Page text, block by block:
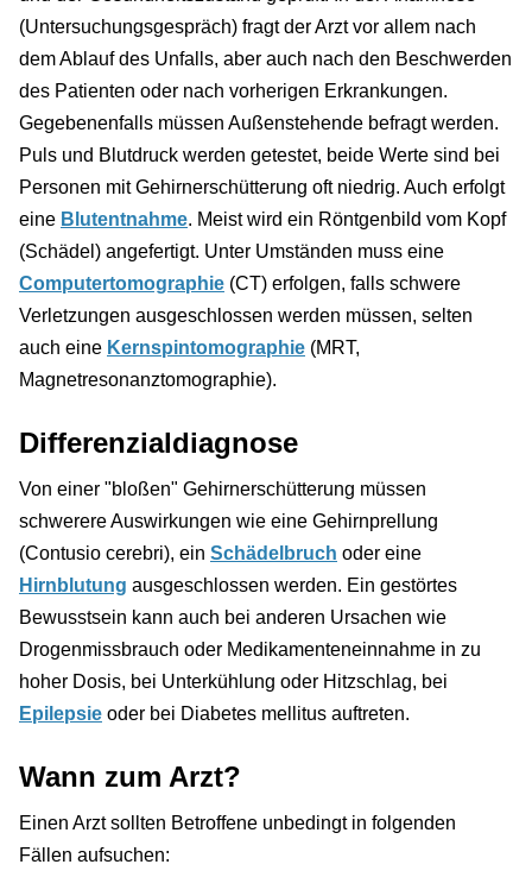
(Untersuchungsgespräch) fragt der Arzt vor allem nach
dem Ablauf des Unfalls, aber auch nach den Beschwerden
des Patienten oder nach vorherigen Erkrankungen.
Gegebenenfalls müssen Außenstehende befragt werden.
Puls und Blutdruck werden getestet, beide Werte sind bei
Personen mit Gehirnerschütterung oft niedrig. Auch erfolgt
eine Blutentnahme. Meist wird ein Röntgenbild vom Kopf
(Schädel) angefertigt. Unter Umständen muss eine
Computertomographie (CT) erfolgen, falls schwere
Verletzungen ausgeschlossen werden müssen, selten
auch eine Kernspintomographie (MRT,
Magnetresonanztomographie).
Differenzialdiagnose
Von einer "bloßen" Gehirnerschütterung müssen
schwerere Auswirkungen wie eine Gehirnprellung
(Contusio cerebri), ein Schädelbruch oder eine
Hirnblutung ausgeschlossen werden. Ein gestörtes
Bewusstsein kann auch bei anderen Ursachen wie
Drogenmissbrauch oder Medikamenteneinnahme in zu
hoher Dosis, bei Unterkühlung oder Hitzschlag, bei
Epilepsie oder bei Diabetes mellitus auftreten.
Wann zum Arzt?
Einen Arzt sollten Betroffene unbedingt in folgenden
Fällen aufsuchen: